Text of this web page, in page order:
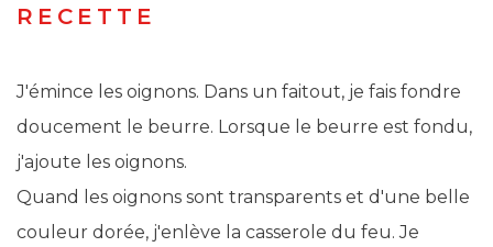
RECETTE
J'émince les oignons. Dans un faitout, je fais fondre
doucement le beurre. Lorsque le beurre est fondu,
j'ajoute les oignons.
Quand les oignons sont transparents et d'une belle
couleur dorée, j'enlève la casserole du feu. Je